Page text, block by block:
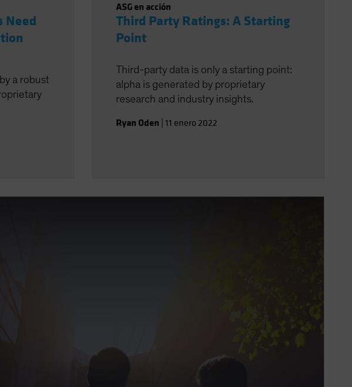
Need
a robust
ASG en acción
Third Party Ratings: A Starting
Point
Third-party data is only a starting point:
alpha is generated by proprietary
research and industry insights.
Ryan Oden 11 enero 2022